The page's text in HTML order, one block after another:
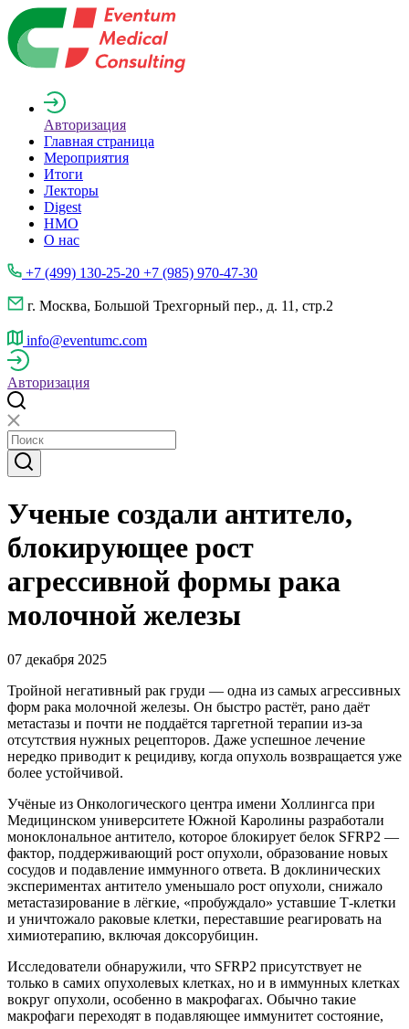
Авторизация
Главная страница
Мероприятия
Итоги
Лекторы
Digest
НМО
О нас
+7 (499) 130-25-20 +7 (985) 970-47-30
г. Москва, Большой Трехгорный пер., д. 11, стр.2
info@eventumc.com
Авторизация
Ученые создали антитело,
блокирующее рост
агрессивной формы рака
молочной железы
07 декабря 2025
Тройной негативный рак груди — одна из самых агрессивных
форм рака молочной железы. Он быстро растёт, рано даёт
метастазы и почти не поддаётся таргетной терапии из-за
отсутствия нужных рецепторов. Даже успешное лечение
нередко приводит к рецидиву, когда опухоль возвращается уже
более устойчивой.
Учёные из Онкологического центра имени Холлингса при
Медицинском университете Южной Каролины разработали
моноклональное антитело, которое блокирует белок SFRP2 —
фактор, поддерживающий рост опухоли, образование новых
сосудов и подавление иммунного ответа. В доклинических
экспериментах антитело уменьшало рост опухоли, снижало
метастазирование в лёгкие, «пробуждало» уставшие Т-клетки
и уничтожало раковые клетки, переставшие реагировать на
химиотерапию, включая доксорубицин.
Исследователи обнаружили, что SFRP2 присутствует не
только в самих опухолевых клетках, но и в иммунных клетках
вокруг опухоли, особенно в макрофагах. Обычно такие
макрофаги переходят в подавляющее иммунитет состояние,